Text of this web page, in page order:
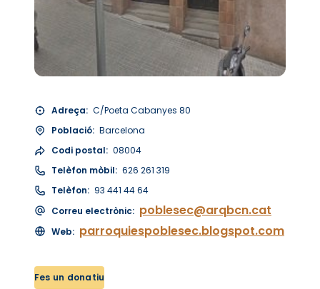
Adreça: C/Poeta Cabanyes 80
Població: Barcelona
Codi postal: 08004
Telèfon mòbil: 626 261 319
Telèfon: 93 441 44 64
Correu electrònic: poblesec@arqbcn.cat
Web: parroquiespoblesec.blogspot.com
Fes un donatiu